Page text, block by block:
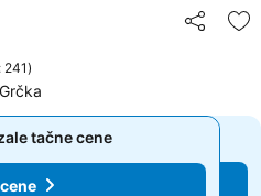
Deli
241)
tačne cene
cene
tačne cene